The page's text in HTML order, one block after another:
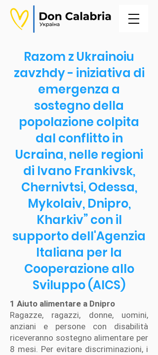
Razom z Ukrainoiu
zavzhdy - iniziativa di
emergenza a
sostegno della
popolazione colpita
dal conflitto in
Ucraina, nelle regioni
di Ivano Frankivsk,
Chernivtsi, Odessa,
Mykolaiv, Dnipro,
Kharkiv” con il
supporto dell'Agenzia
Italiana per la
Cooperazione allo
Sviluppo (AICS)
1 Aiuto alimentare a Dnipro
Ragazze, ragazzi, donne, uomini,
anziani e persone con disabilità
riceveranno sostegno alimentare per
8 mesi. Per evitare discriminazioni, i